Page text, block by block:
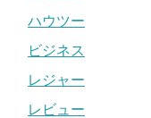
ハウツー
ビジネス
レジャー
レビュー